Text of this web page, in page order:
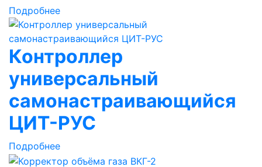
Подробнее
Контроллер
универсальный
самонастраивающийся
ЦИТ-РУС
Подробнее